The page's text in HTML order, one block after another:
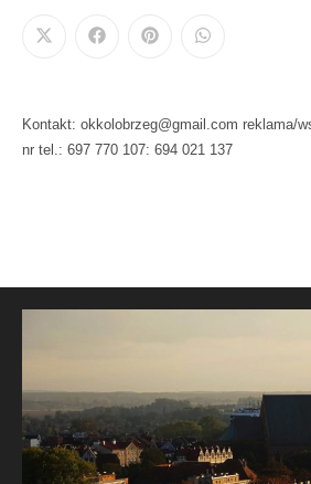
Kontakt: okkolobrzeg@gmail.com reklama/
nr tel.: 697 770 107: 694 021 137